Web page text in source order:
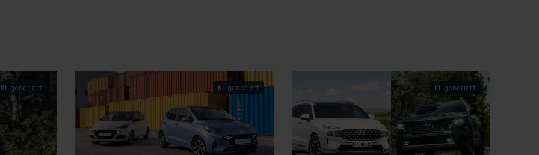
KI-generiert KI-generiert KI-generiert